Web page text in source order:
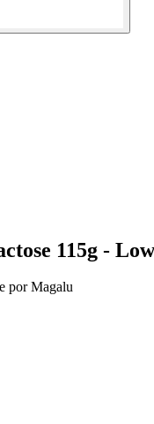
115g -
por Magalu